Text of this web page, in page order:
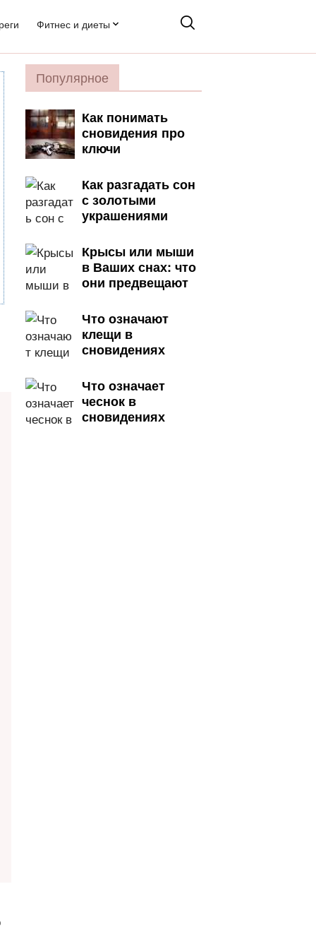
Фитнес и диеты
Популярное
Как понимать
сновидения про
ключи
Как разгадать сон
с золотыми
украшениями
Крысы или мыши
в Ваших снах: что
они предвещают
Что означают
клещи в
сновидениях
Что означает
чеснок в
сновидениях